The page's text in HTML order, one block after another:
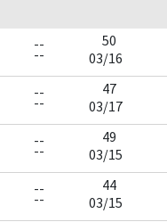
--
--
50
03/16
--
--
47
03/17
--
--
49
03/15
--
--
44
03/15